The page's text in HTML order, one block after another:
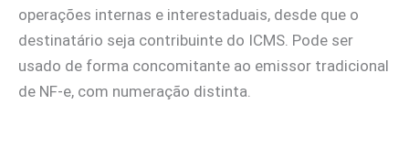
operações internas e interestaduais, desde que o
destinatário seja contribuinte do ICMS. Pode ser
usado de forma concomitante ao emissor tradicional
de NF-e, com numeração distinta.